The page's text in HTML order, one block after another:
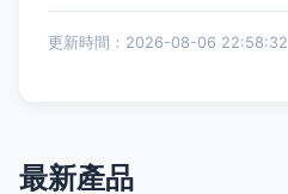
更新時間：2026-08-06 22:58:32
最新產品